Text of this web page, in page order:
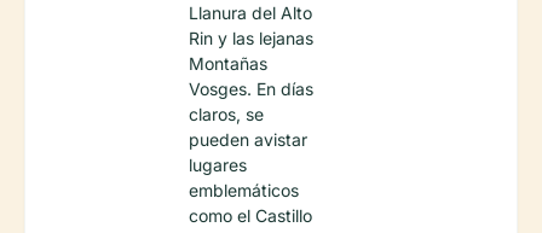
Llanura del Alto
Rin y las lejanas
Montañas
Vosges. En días
claros, se
pueden avistar
lugares
emblemáticos
como el Castillo